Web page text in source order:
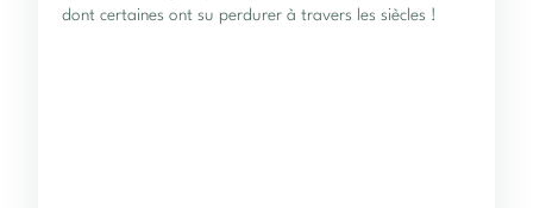
dont certaines ont su perdurer à travers les siècles !